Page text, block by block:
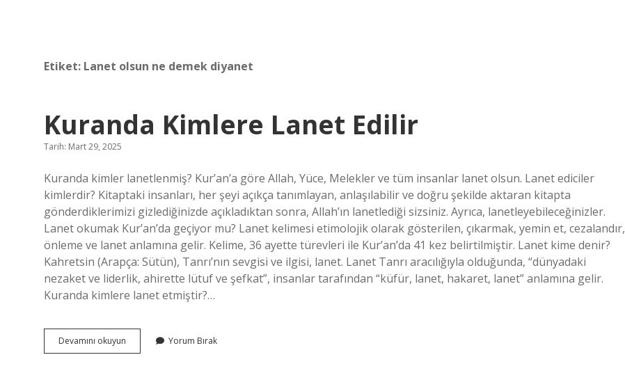
Etiket: Lanet olsun ne demek diyanet
Kuranda Kimlere Lanet Edilir
Tarih: Mart 29, 2025
Kuranda kimler lanetlenmiş? Kur’an’a göre Allah, Yüce, Melekler ve tüm insanlar lanet olsun. Lanet ediciler
kimlerdir? Kitaptaki insanları, her şeyi açıkça tanımlayan, anlaşılabilir ve doğru şekilde aktaran kitapta
gönderdiklerimizi gizlediğinizde açıkladıktan sonra, Allah’ın lanetlediği sizsiniz. Ayrıca, lanetleyebileceğinizler.
Lanet okumak Kur’an’da geçiyor mu? Lanet kelimesi etimolojik olarak gösterilen, çıkarmak, yemin et, cezalandır,
önleme ve lanet anlamına gelir. Kelime, 36 ayette türevleri ile Kur’an’da 41 kez belirtilmiştir. Lanet kime denir?
Kahretsin (Arapça: Sütün), Tanrı’nın sevgisi ve ilgisi, lanet. Lanet Tanrı aracılığıyla olduğunda, “dünyadaki
nezaket ve liderlik, ahirette lütuf ve şefkat”, insanlar tarafından “küfür, lanet, hakaret, lanet” anlamına gelir.
Kuranda kimlere lanet etmiştir?…
Devamını okuyun Kuranda
Kimlere
Yorum Bırak